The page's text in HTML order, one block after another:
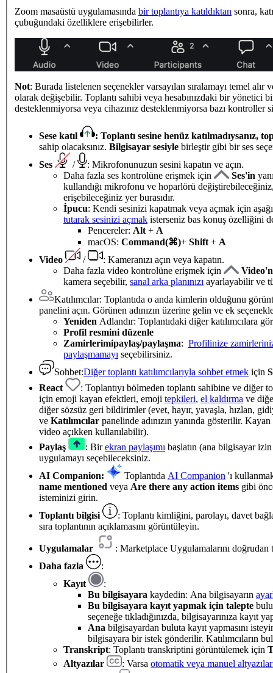
Zoom masaüstü uygulamasında bir toplantıya katıldıktan sonra,
çubuğundaki özelliklere erişebilirler.
Not: Burada listelenen seçenekler varsayılan sıralamayı temel
olarak değişebilir. Toplantı sahibi veya hesabınızdaki bir yönetici
desteklenmiyorsa veya cihazınız desteklenmiyorsa bazı
Sese katıl
: Toplantı sesine henüz katılmadıysanız,
sahip olacaksınız. Bilgisayar sesiyle birleştir gibi bir ses
Ses
/
: Mikrofonunuzun sesini kapatın ve açın.
Daha fazla ses kontrolüne erişmek için
Ses'in
kullandığı mikrofonu ve hoparlörü
erişebileceğiniz yer burasıdır.
İpucu: Kendi sesinizi kapatmak veya açmak için
tutarak sesinizi açmak isterseniz bas konuş özelliğini
Pencereler: Alt + A
macOS: Command(⌘)+ Shift + A
Video
/
: Kameranızı açın veya kapatın.
Daha fazla video kontrolüne erişmek için
kamera seçebilir, sanal arka planınızı ayarlayabilir ve
Katılımcılar: Toplantıda o anda kimlerin olduğunu
panelini açın. Görünen adınızın üzerine gelin ve ek
Yeniden Adlandır: Toplantıdaki diğer katılımcılara
Profil resmini düzenle
Zamirlerimipaylaş/paylaşma: Profilinize
paylaşmamayı seçebilirsiniz.
Sohbet:Diğer toplantı katılımcılarıyla sohbet etmek için
React
: Toplantıyı bölmeden toplantı sahibine ve diğer
için emoji kayan efektleri, emoji tepkileri, el kaldırma ve
diğer sözsüz geri bildirimler (evet, hayır, yavaşla, hızlan,
ve Katılımcılar panelinde adınızın yanında gösterilir.
video açıkken kullanılabilir).
Paylaş
: Birekran paylaşımı başlatın (ana bilgisayar
uygulamayı seçebileceksiniz.
AI Companion:
Toplantıda AI Companion 'ı
name mentioned veya Are there any action items gibi
isteminizi girin.
Toplantı bilgisi
: Toplantı kimliğini, parolayı, davet
sıra toplantının açıklamasını görüntüleyin.
Uygulamalar
: Marketplace Uygulamalarını
Daha fazla
:
Kayıt
:
Bu bilgisayara kaydedin: Ana bilgisayarın
Bu bilgisayara kayıt yapmak için talepte
seçeneğe tıkladığınızda, bilgisayarınıza
Ana bilgisayardan buluta kayıt yapmasını
bilgisayara bir istek gönderilir. Katılımcıların
Transkript: Toplantı transkriptini görüntülemek için
Altyazılar
: Varsa otomatik veya manuel